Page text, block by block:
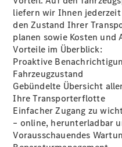
Beratung
vereinbaren
vereinbaren
liefern wir Ihnen
den Zustand Ihrer
planen sowie Kosten
Vorteile im Überblick:
Proaktive
Fahrzeugzustand
Gebündelte Übersicht
Ihre Transporterflotte
Einfacher Zugang zu
– online, herunterladbar
Vorausschauendes